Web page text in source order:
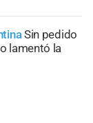
Sin pedido
lamentó la